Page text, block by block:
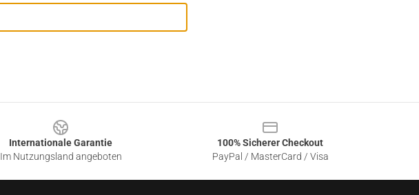
Internationale Garantie
Im Nutzungsland angeboten
100% Sicherer Checkout
PayPal / MasterCard / Visa